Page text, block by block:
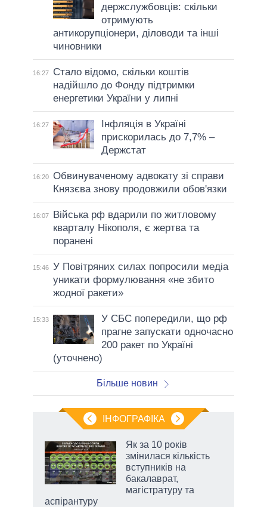
держслужбовців: скільки
отримують
антикорупціонери, діловоди та інші
чиновники
16:27
Стало відомо, скільки коштів
надійшло до Фонду підтримки
енергетики України у липні
16:27
Інфляція в Україні
прискорилась до 7,7% –
Держстат
16:20 Обвинуваченому адвокату зі справи
Князєва знову продовжили обов'язки
16:07
Війська рф вдарили по житловому
кварталу Нікополя, є жертва та
поранені
15:46 У Повітряних силах попросили медіа
уникати формулювання «не збито
жодної ракети»
15:33
У СБС попередили, що рф
прагне запускати одночасно
200 ракет по Україні
(уточнено)
Більше новин
ІНФОГРАФІКА
Як за 10 років
змінилася кількість
вступників на
бакалаврат,
магістратуру та
аспірантуру